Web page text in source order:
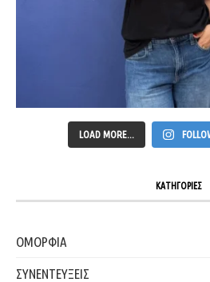
LOAD MORE...
ΚΑΤΗΓΟΡΙΕΣ
ΟΜΟΡΦΙΑ
ΣΥΝΕΝΤΕΥΞΕΙΣ